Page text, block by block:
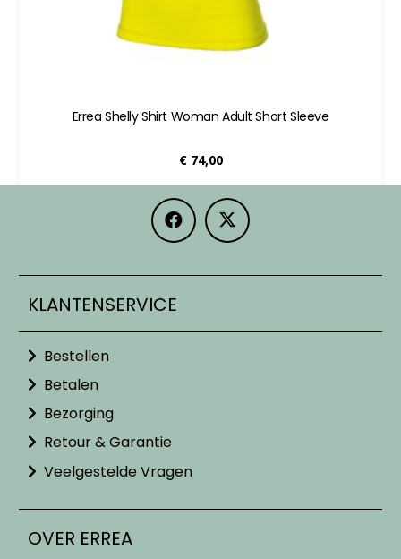
Errea Shelly Shirt Woman Adult Short Sleeve
€74,00
KLANTENSERVICE
Bestellen
Betalen
Bezorging
Retour & Garantie
Veelgestelde Vragen
OVER ERREA